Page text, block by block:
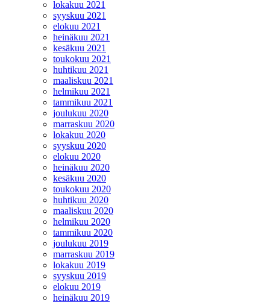
lokakuu 2021
syyskuu 2021
elokuu 2021
heinäkuu 2021
kesäkuu 2021
toukokuu 2021
huhtikuu 2021
maaliskuu 2021
helmikuu 2021
tammikuu 2021
joulukuu 2020
marraskuu 2020
lokakuu 2020
syyskuu 2020
elokuu 2020
heinäkuu 2020
kesäkuu 2020
toukokuu 2020
huhtikuu 2020
maaliskuu 2020
helmikuu 2020
tammikuu 2020
joulukuu 2019
marraskuu 2019
lokakuu 2019
syyskuu 2019
elokuu 2019
heinäkuu 2019